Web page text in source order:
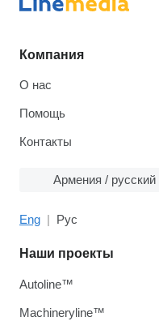
Компания
О нас
Помощь
Контакты
Армения / русский
Eng Рус
Наши проекты
Autoline™
Machineryline™